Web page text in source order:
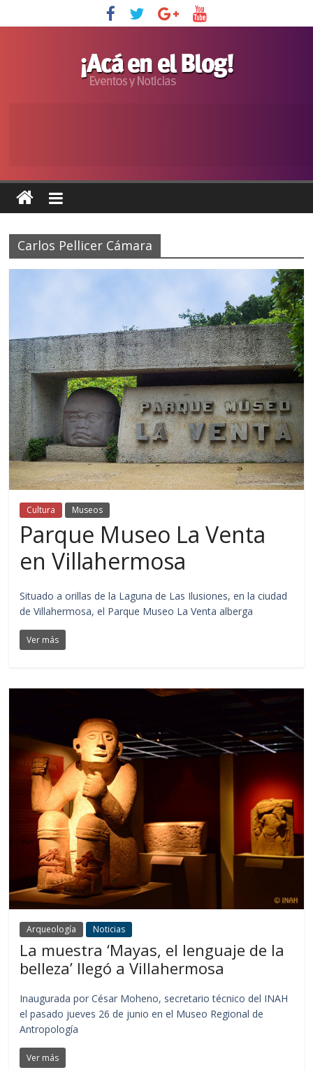
Carlos Pellicer Cámara
Cultura Museos
Parque Museo La Venta
en Villahermosa
Situado a orillas de la Laguna de Las Ilusiones, en la ciudad
de Villahermosa, el Parque Museo La Venta alberga
Ver más
Arqueología Noticias
La muestra ‘Mayas, el lenguaje de la
belleza’ llegó a Villahermosa
Inaugurada por César Moheno, secretario técnico del INAH
el pasado jueves 26 de junio en el Museo Regional de
Antropología
Ver más